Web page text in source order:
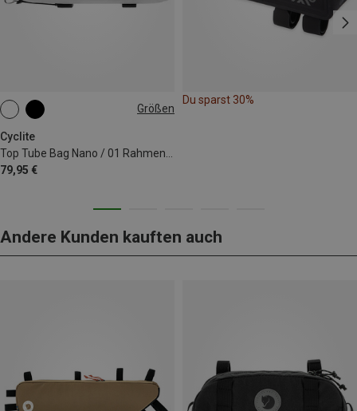
Größen
Cyclite
79,95 €
0.6L
Du sparst 30%
Andere Kunden kauften auch